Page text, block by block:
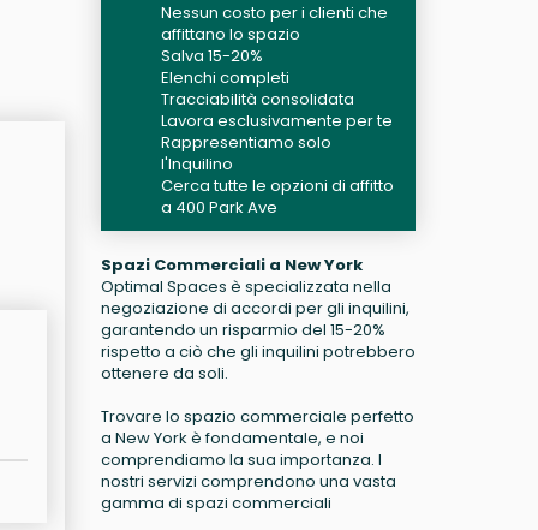
Nessun costo per i clienti che
affittano lo spazio
Salva 15-20%
Elenchi completi
Tracciabilità consolidata
Lavora esclusivamente per te
Rappresentiamo solo
l'Inquilino
Cerca tutte le opzioni di affitto
a 400 Park Ave
Spazi Commerciali a New York
Optimal Spaces è specializzata nella
negoziazione di accordi per gli inquilini,
garantendo un risparmio del 15-20%
rispetto a ciò che gli inquilini potrebbero
ottenere da soli.
Trovare lo spazio commerciale perfetto
a New York è fondamentale, e noi
comprendiamo la sua importanza. I
nostri servizi comprendono una vasta
gamma di spazi commerciali